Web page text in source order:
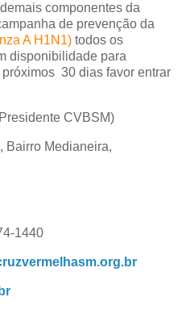
componentes da
de prevenção da
A H1N1) todos os
disponibilidade para
30 dias favor entrar
Presidente CVBSM)
Bairro Medianeira,
1440